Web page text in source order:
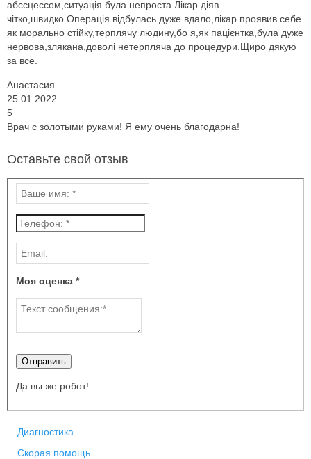
абссцессом,ситуація була непроста.Лікар діяв
чітко,швидко.Операція відбулась дуже вдало,лікар проявив себе
як морально стійку,терплячу людину,бо я,як пацієнтка,була дуже
нервова,злякана,доволі нетерпляча до процедури.Щиро дякую
за все.
Анастасия
25.01.2022
5
Врач с золотыми руками! Я ему очень благодарна!
Оставьте свой отзыв
Моя оценка *
Отправить
Да вы же робот!
Диагностика
Скорая помощь